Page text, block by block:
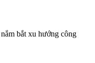
bắt xu hướng công